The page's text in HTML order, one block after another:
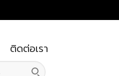
ติดต่อเรา